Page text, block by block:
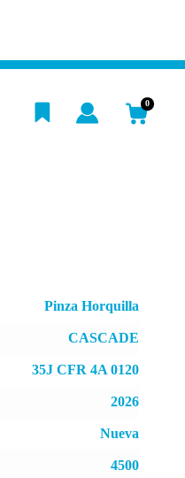
0
Pinza Horquilla
CASCADE
35J CFR 4A 0120
2026
Nueva
4500